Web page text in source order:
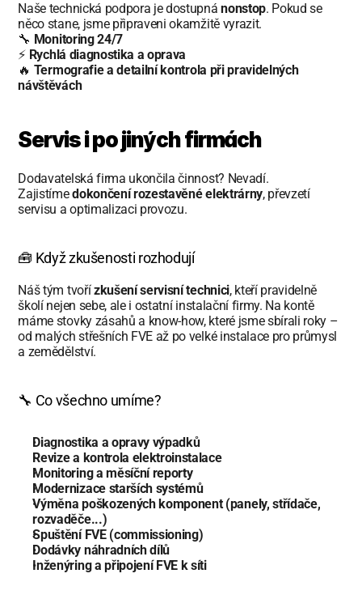
Naše technická podpora je dostupná nonstop. Pokud se
něco stane, jsme připraveni okamžitě vyrazit.
🔧 Monitoring 24/7
⚡ Rychlá diagnostika a oprava
🔥 Termografie a detailní kontrola při pravidelných
návštěvách
Servis i po jiných firmách
Dodavatelská firma ukončila činnost? Nevadí.
Zajistíme dokončení rozestavěné elektrárny, převzetí
servisu a optimalizaci provozu.
🧰 Když zkušenosti rozhodují
Náš tým tvoří zkušení servisní technici, kteří pravidelně
školí nejen sebe, ale i ostatní instalační firmy. Na kontě
máme stovky zásahů a know-how, které jsme sbírali roky –
od malých střešních FVE až po velké instalace pro průmysl
a zemědělství.
🔧 Co všechno umíme?
Diagnostika a opravy výpadků
Revize a kontrola elektroinstalace
Monitoring a měsíční reporty
Modernizace starších systémů
Výměna poškozených komponent (panely, střídače,
rozvaděče...)
Spuštění FVE (commissioning)
Dodávky náhradních dílů
Inženýring a připojení FVE k síti